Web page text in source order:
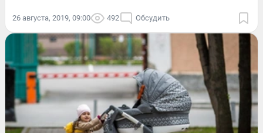
26 августа, 2019, 09:00 492 Обсудить